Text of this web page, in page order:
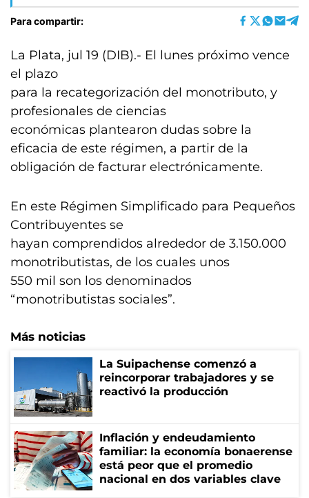
Para compartir:
La Plata, jul 19 (DIB).- El lunes próximo vence
el plazo
para la recategorización del monotributo, y
profesionales de ciencias
económicas plantearon dudas sobre la
eficacia de este régimen, a partir de la
obligación de facturar electrónicamente.
En este Régimen Simplificado para Pequeños
Contribuyentes se
hayan comprendidos alrededor de 3.150.000
monotributistas, de los cuales unos
550 mil son los denominados
“monotributistas sociales”.
Más noticias
La Suipachense comenzó a
reincorporar trabajadores y se
reactivó la producción
Inflación y endeudamiento
familiar: la economía bonaerense
está peor que el promedio
nacional en dos variables clave